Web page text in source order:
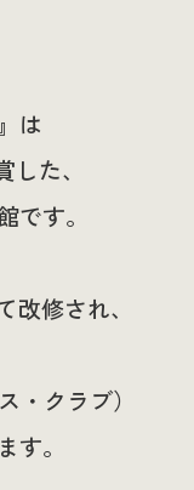
は
た、
す。
改修され、
・クラブ）
す。